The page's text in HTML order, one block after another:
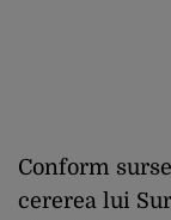
Conform
cererea lui